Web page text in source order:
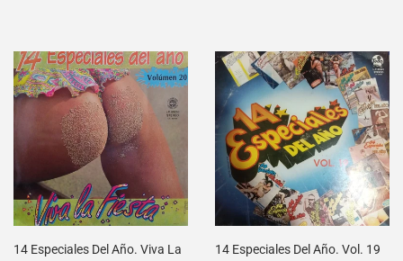
14 Especiales Del Año. Viva La
14 Especiales Del Año. Vol. 19